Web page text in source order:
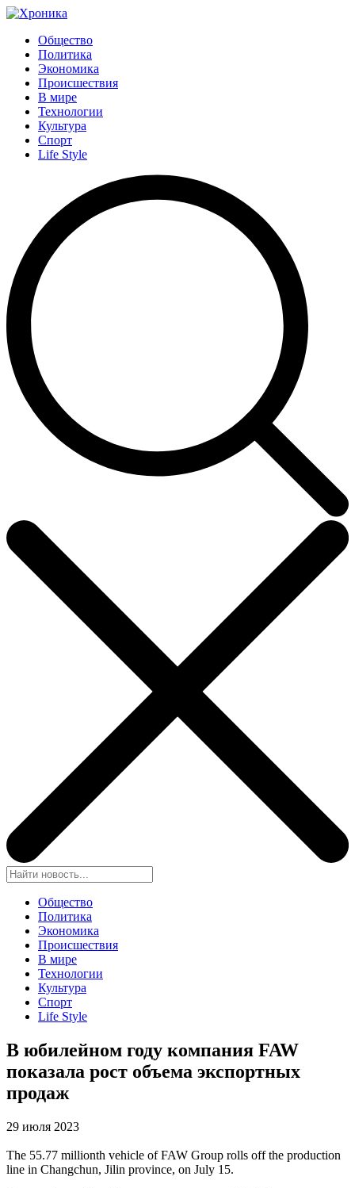
Общество
Политика
Экономика
Происшествия
В мире
Технологии
Культура
Спорт
Life Style
Общество
Политика
Экономика
Происшествия
В мире
Технологии
Культура
Спорт
Life Style
В юбилейном году компания FAW
показала рост объема экспортных
продаж
29 июля 2023
The 55.77 millionth vehicle of FAW Group rolls off the production
line in Changchun, Jilin province, on July 15.